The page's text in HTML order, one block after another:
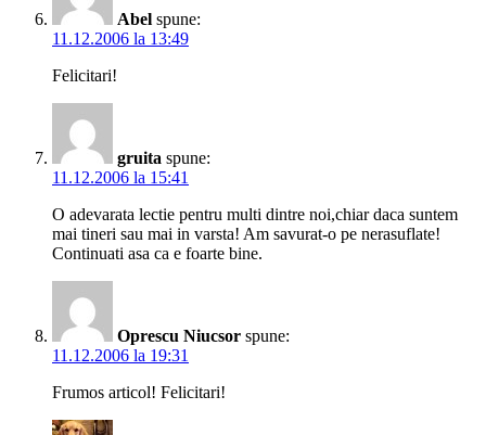
Abel spune:
11.12.2006 la 13:49
Felicitari!
gruita spune:
11.12.2006 la 15:41
O adevarata lectie pentru multi dintre noi,chiar daca suntem
mai tineri sau mai in varsta! Am savurat-o pe nerasuflate!
Continuati asa ca e foarte bine.
Oprescu Niucsor spune:
11.12.2006 la 19:31
Frumos articol! Felicitari!